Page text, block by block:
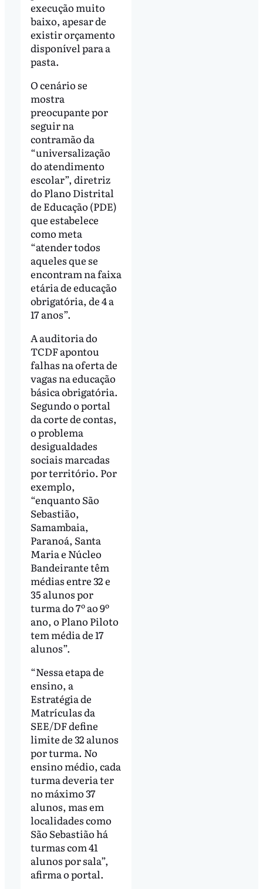
execução muito
baixo, apesar de
existir orçamento
disponível para a
pasta.
O cenário se
mostra
preocupante por
seguir na
contramão da
“universalização
do atendimento
escolar”, diretriz
do Plano Distrital
de Educação (PDE)
que estabelece
como meta
“atender todos
aqueles que se
encontram na faixa
etária de educação
obrigatória, de 4 a
17 anos”.
A auditoria do
TCDF apontou
falhas na oferta de
vagas na educação
básica obrigatória.
Segundo o portal
da corte de contas,
o problema
desigualdades
sociais marcadas
por território. Por
exemplo,
“enquanto São
Sebastião,
Samambaia,
Paranoá, Santa
Maria e Núcleo
Bandeirante têm
médias entre 32 e
35 alunos por
turma do 7º ao 9º
ano, o Plano Piloto
tem média de 17
alunos”.
“Nessa etapa de
ensino, a
Estratégia de
Matrículas da
SEE/DF define
limite de 32 alunos
por turma. No
ensino médio, cada
turma deveria ter
no máximo 37
alunos, mas em
localidades como
São Sebastião há
turmas com 41
alunos por sala”,
afirma o portal.